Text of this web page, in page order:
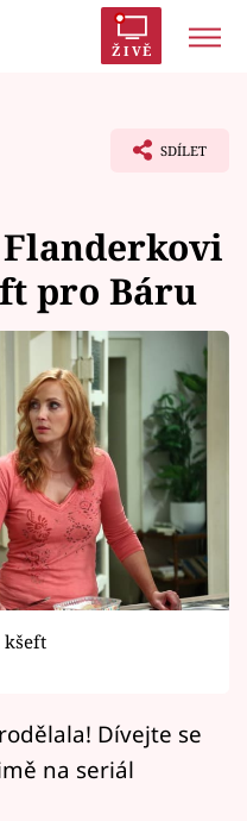
ŽIVĚ
Vary
SDÍLET
pro Báru
kšeft
Dívejte se
na seriál